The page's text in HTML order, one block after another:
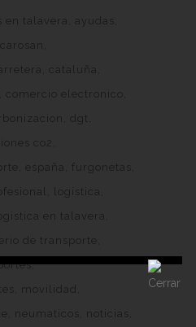
en talavera
ayudas
carosan
cataluña
comercio electronico
dgt
co2
españa
furgonetas
logistica
en talavera
de transporte
movilidad
neumaticos
noticias